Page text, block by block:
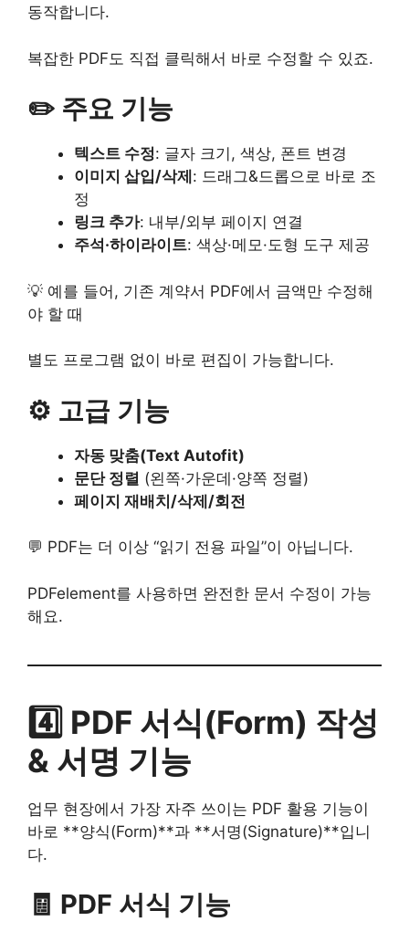
동작합니다.
복잡한 PDF도 직접 클릭해서 바로 수정할 수 있죠.
✏️ 주요 기능
텍스트 수정: 글자 크기, 색상, 폰트 변경
이미지 삽입/삭제 : 드래그&드롭으로 바로 조
정
링크 추가: 내부/외부 페이지 연결
주석·하이라이트: 색상·메모·도형 도구 제공
💡 예를 들어, 기존 계약서 PDF에서 금액만 수정해
야 할 때
별도 프로그램 없이 바로 편집이 가능합니다.
⚙️ 고급 기능
자동 맞춤(Text Autofit)
문단 정렬 (왼쪽·가운데·양쪽 정렬)
페이지 재배치/삭제/회전
💬 PDF는 더 이상 “읽기 전용 파일”이 아닙니다.
PDFelement를 사용하면 완전한 문서 수정이 가능
해요.
4️⃣ PDF 서식(Form) 작성
& 서명 기능
업무 현장에서 가장 자주 쓰이는 PDF 활용 기능이
바로 **양식(Form)**과 **서명(Signature)**입니
다.
🧾 PDF 서식 기능